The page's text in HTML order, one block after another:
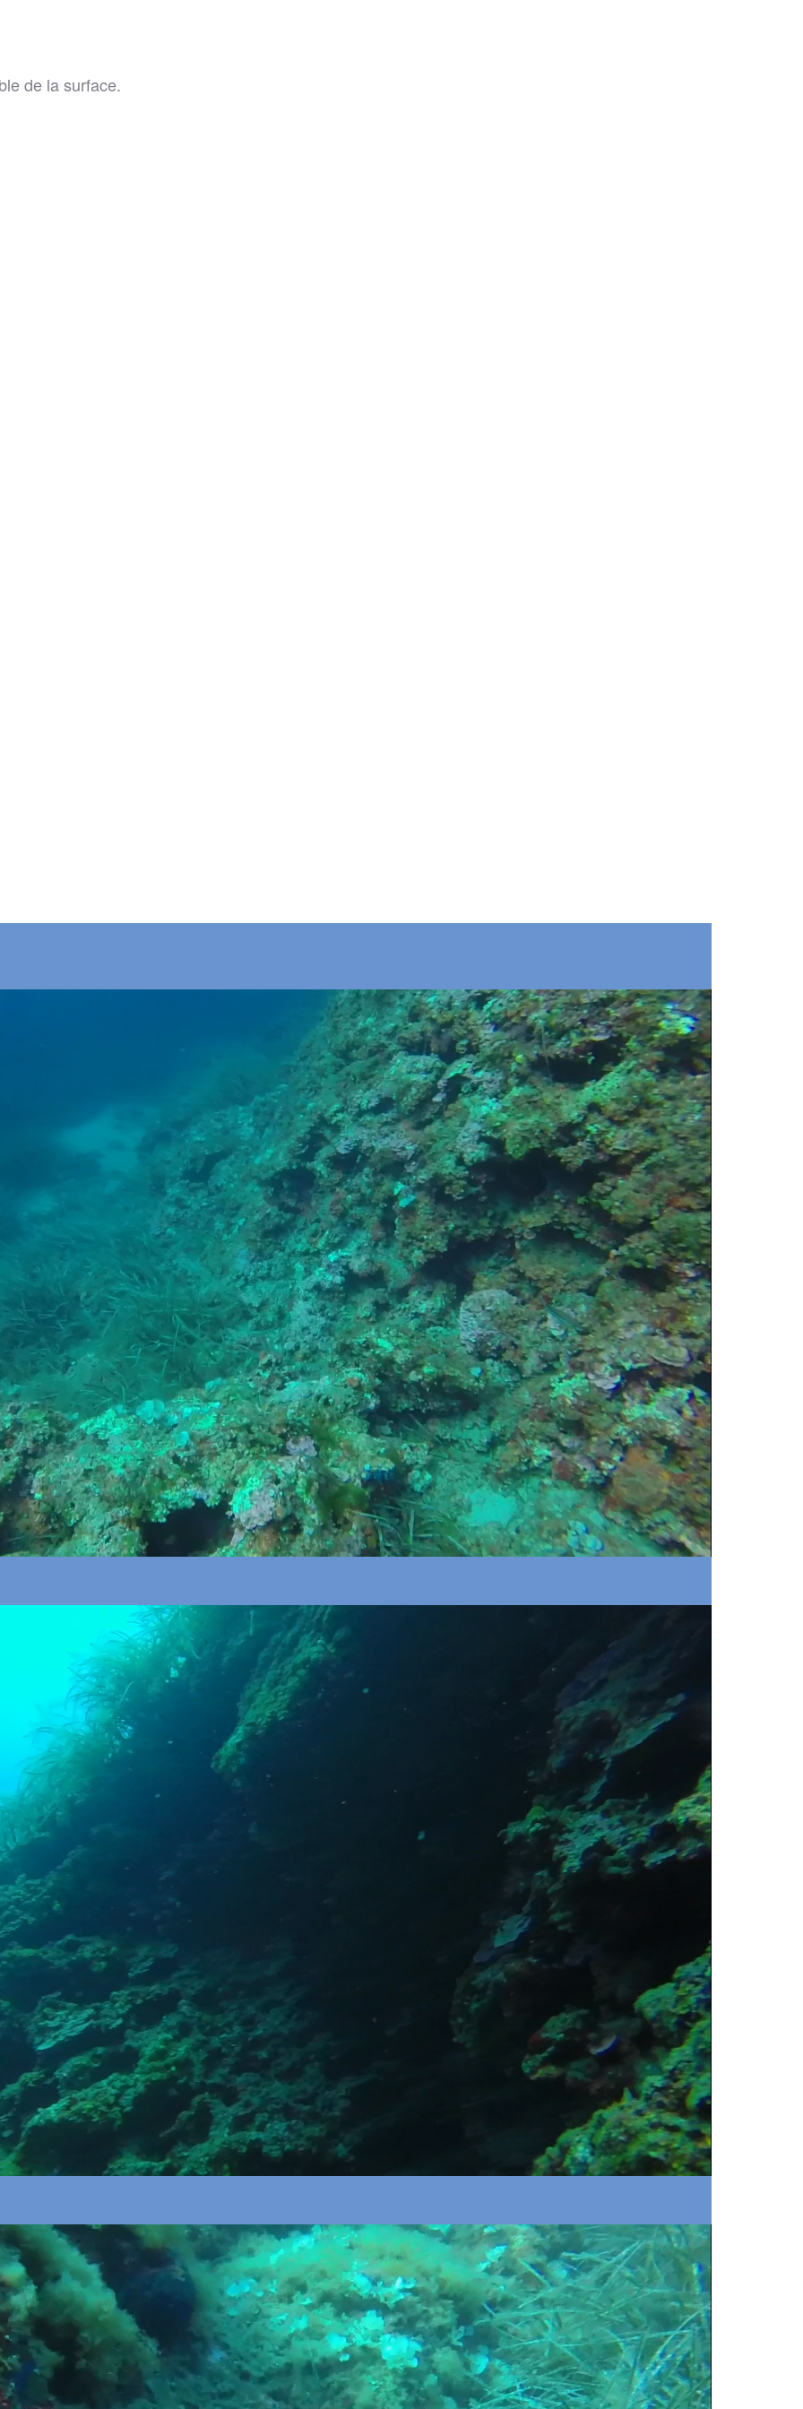
de la surface.